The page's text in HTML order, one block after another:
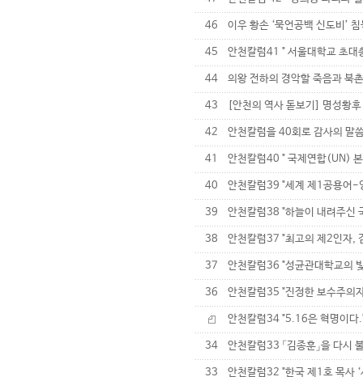
46 이우 황손 ‘묵언공백 신도비’
45 안천칼럼41 " 서울대학교 초대
44 의왕 전하의 경악할 죽음과 북
43 [안천의 역사 돋보기] 명성황
42 안천칼럼을 40회로 감사의 말
41 안천칼럼40 " 국제연합(UN)
40 안천칼럼39 "세계 제1공용어-
39 안천칼럼38 "하늘이 내려주신
38 안천칼럼37 "최고의 제2인자,
37 안천칼럼36 "성균관대학교의
36 안천칼럼35 "진정한 보수주의
안천칼럼34 "5.16은 혁명이다
34 안천칼럼33 「김종훈」을 다시
33 안천칼럼32 "한국 제1호 목사 ‘